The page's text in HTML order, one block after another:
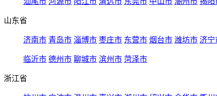
山东省
济南市 青岛市 淄博市 枣庄市 东营市 烟台市 潍坊市 济宁
临沂市 德州市 聊城市 滨州市 菏泽市
浙江省